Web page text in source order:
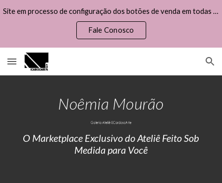
Skip to main content
Site em processo de configuração dos botões de venda em todas as obras disponíveis, por favor, não efetue uma compra.
Fale Conosco
Noêmia Mourão
O Marketplace Exclusivo do Ateliê Feito Sob
Medida para Você